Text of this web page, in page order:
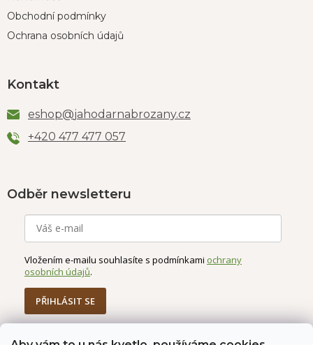
Obchodní podmínky
Ochrana osobních údajů
Kontakt
eshop@jahodarnabrozany.cz
+420 477 477 057
Odběr newsletteru
Vložením e-mailu souhlasíte s podmínkami ochrany
osobních údajů.
PŘIHLÁSIT SE